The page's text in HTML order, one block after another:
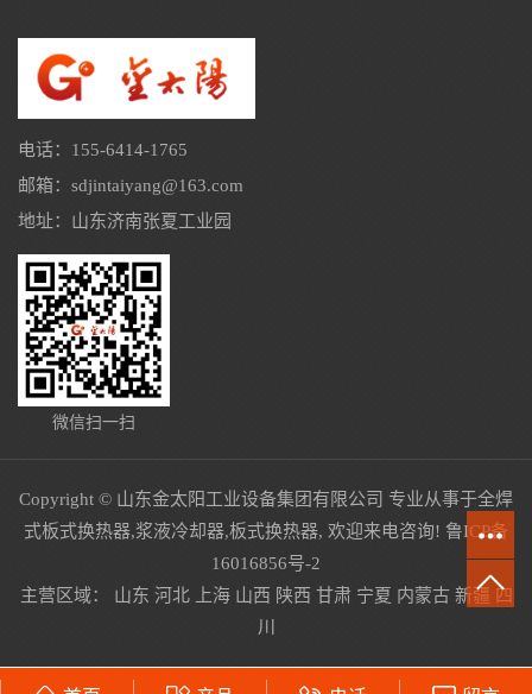
电话：155-6414-1765
邮箱：sdjintaiyang@163.com
地址：山东济南张夏工业园
微信扫一扫
Copyright © 山东金太阳工业设备集团有限公司 专业从事于全焊
式板式换热器,浆液冷却器,板式换热器, 欢迎来电咨询! 鲁ICP备
16016856号-2
主营区域： 山东 河北 上海 山西 陕西 甘肃 宁夏 内蒙古 新疆 四
川